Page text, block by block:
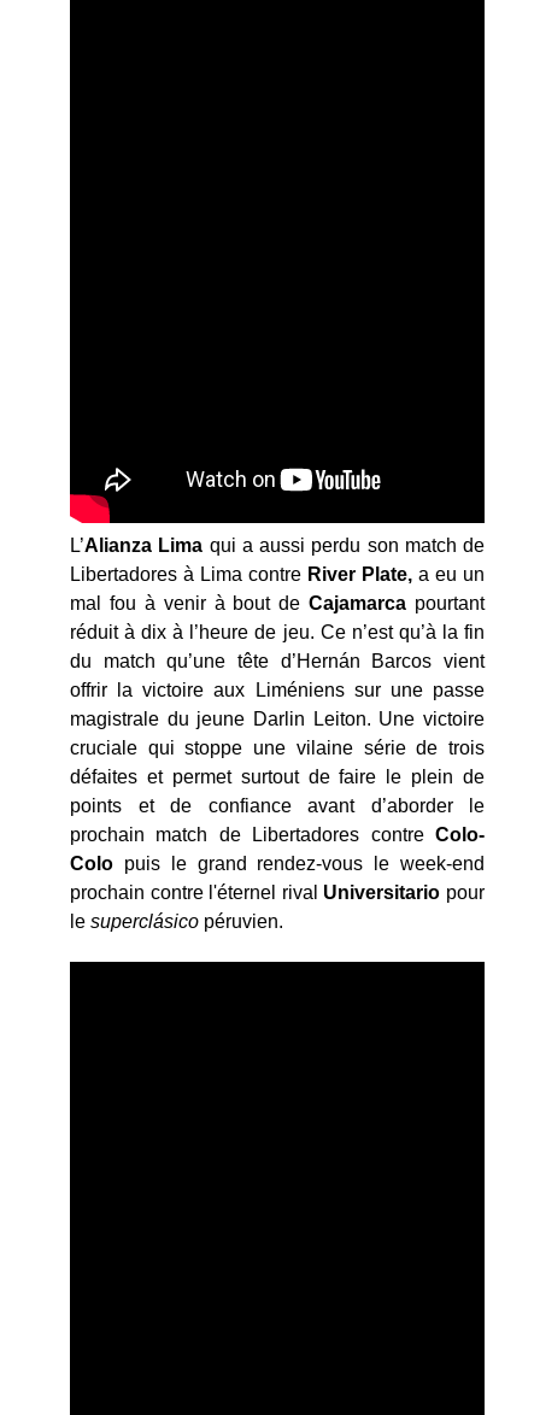
L’Alianza Lima qui a aussi perdu son match de
Libertadores à Lima contre River Plate, a eu un
mal fou à venir à bout deCajamarca pourtant
réduit à dix à l’heure de jeu. Ce n’est qu’à la fin
du match qu’une tête d’Hernán Barcos vient
offrir la victoire aux Liméniens sur une passe
magistrale du jeune Darlin Leiton. Une victoire
cruciale qui stoppe une vilaine série de trois
défaites et permet surtout de faire le plein de
points et de confiance avant d’aborder le
prochain match de Libertadores contre Colo-
Colo puis le grand rendez-vous le week-end
prochain contre l'éternel rival Universitario pour
le superclásico péruvien.